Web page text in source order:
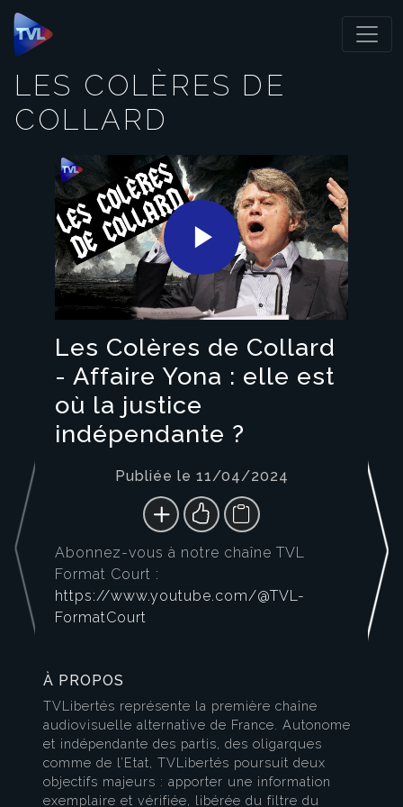
Panneau de gestion des cookies
LES COLÈRES DE
COLLARD
Play
Video
Les Colères de Collard
- Affaire Yona : elle est
où la justice
indépendante ?
Publiée le 11/04/2024
Abonnez-vous à notre chaîne TVL
Format Court :
https://www.youtube.com/@TVL-
FormatCourt
À PROPOS
TVLibertés représente la première chaîne
audiovisuelle alternative de France. Autonome
et indépendante des partis, des oligarques
comme de l’Etat, TVLibertés poursuit deux
objectifs majeurs : apporter une information
exemplaire et vérifiée, libérée du filtre du